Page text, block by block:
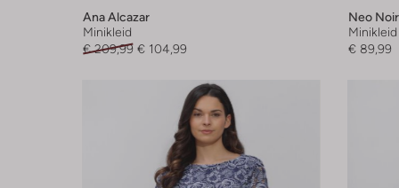
Ana Alcazar
Minikleid
€ 209,99 € 104,99
Neo Noir
Minikleid
€ 89,99